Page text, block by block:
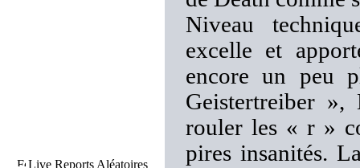
Live Reports Aléatoires
Niveau
excelle et
encore un peu
Geistertreiber
rouler les « r »
pires insanités.